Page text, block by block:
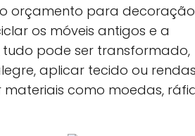
orçamento para decoração
os móveis antigos e a
pode ser transformado,
aplicar tecido ou
como moedas,